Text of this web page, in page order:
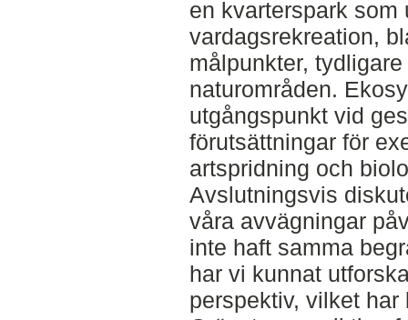
en kvarterspark
vardagsrekreation,
målpunkter,
naturområden.
utgångspunkt vid
förutsättningar för
artspridning och
Avslutningsvis
våra avvägningar
inte haft samma
har vi kunnat
perspektiv, vilket